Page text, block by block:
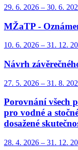
29. 6. 2026 – 30. 6.
MŽaTP -
10. 6. 2026 – 31. 12.
Návrh
27. 5. 2026 – 31. 8.
Porovnání všech
pro vodné a
dosažené
28. 4. 2026 – 31. 12.